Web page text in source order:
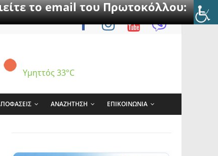
το email του Πρωτοκόλλου:
Υμηττός 33°C
ΑΝΑΖΗΤΗΣΗ ΕΠΙΚΟΙΝΩΝΙΑ